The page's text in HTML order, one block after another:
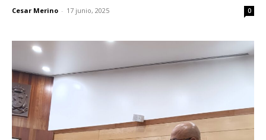
Cesar Merino - 17 junio, 2025 0